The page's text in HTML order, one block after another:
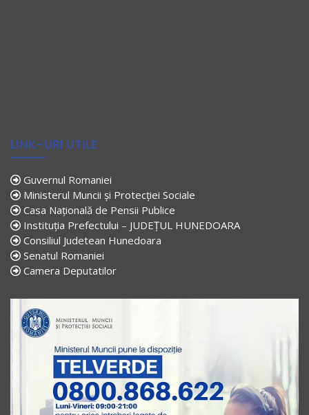
LINK-URI UTILE
Guvernul Romaniei
Ministerul Muncii și Protecției Sociale
Casa Națională de Pensii Publice
Instituția Prefectului – JUDEȚUL HUNEDOARA
Consiliul Judetean Hunedoara
Senatul Romaniei
Camera Deputatilor